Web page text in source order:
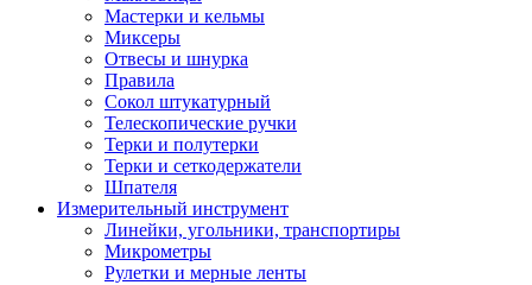
Мастерки и кельмы
Миксеры
Отвесы и шнурка
Правила
Сокол штукатурный
Телескопические ручки
Терки и полутерки
Терки и сеткодержатели
Шпателя
Измерительный инструмент
Линейки, угольники, транспортиры
Микрометры
Рулетки и мерные ленты